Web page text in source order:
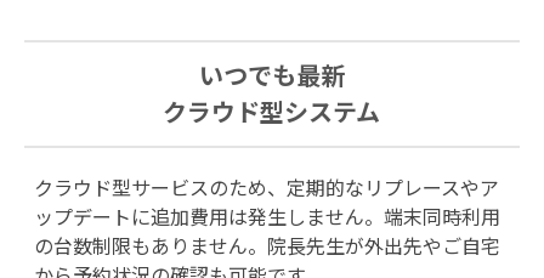
いつでも最新
クラウド型システム
クラウド型サービスのため、定期的なリプレースやア
ップデートに追加費用は発生しません。端末同時利用
の台数制限もありません。院長先生が外出先やご自宅